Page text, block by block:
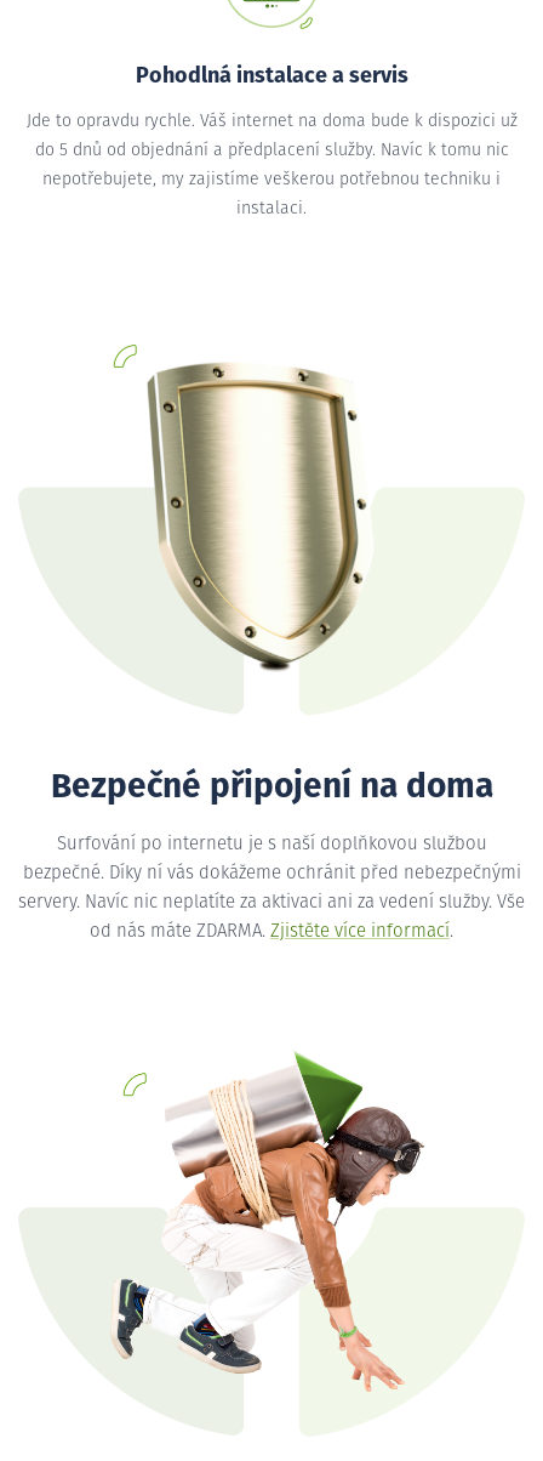
Pohodlná instalace a servis
Jde to opravdu rychle. Váš internet na doma bude k dispozici už
do 5 dnů od objednání a předplacení služby. Navíc k tomu nic
nepotřebujete, my zajistíme veškerou potřebnou techniku i
instalaci.
Bezpečné připojení na doma
Surfování po internetu je s naší doplňkovou službou
bezpečné. Díky ní vás dokážeme ochránit před nebezpečnými
servery. Navíc nic neplatíte za aktivaci ani za vedení služby. Vše
od nás máte ZDARMA. Zjistěte více informací.